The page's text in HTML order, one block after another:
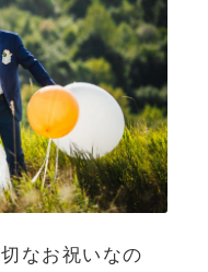
なお祝いなの